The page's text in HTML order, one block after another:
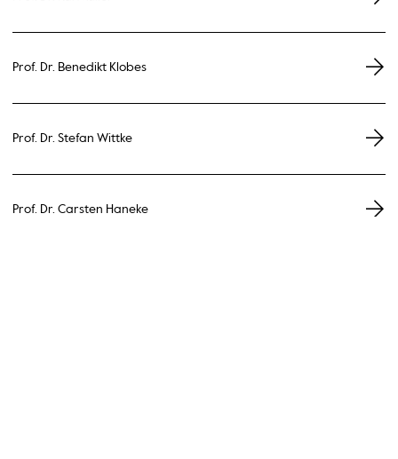
Prof. Dr. Benedikt Klobes
Prof. Dr. Stefan Wittke
Prof. Dr. Carsten Haneke